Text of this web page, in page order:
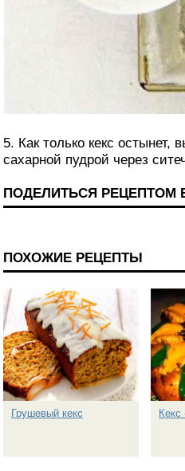
5. Как только кекс
сахарной пудрой через
ПОДЕЛИТЬСЯ
ПОХОЖИЕ РЕЦЕПТЫ
Грушевый кекс